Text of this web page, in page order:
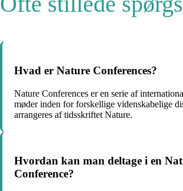
Hvad er Nature Conferences?
Nature Conferences er en serie af
møder inden for forskellige videnskabelige
arrangeres af tidsskriftet Nature.
Hvordan kan man deltage i en
Conference?